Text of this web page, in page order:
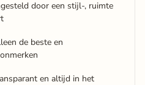
door een stijl-, ruimte
de beste en
en altijd in het